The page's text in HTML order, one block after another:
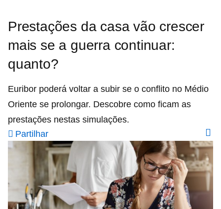
Prestações da casa vão crescer
mais se a guerra continuar:
quanto?
Euribor poderá voltar a subir se o conflito no Médio
Oriente se prolongar. Descobre como ficam as
prestações nestas simulações.
Partilhar